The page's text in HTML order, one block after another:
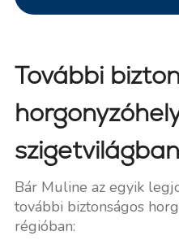
További
szigetvilágban
Bár Muline az egyik
további biztonságos
régióban: